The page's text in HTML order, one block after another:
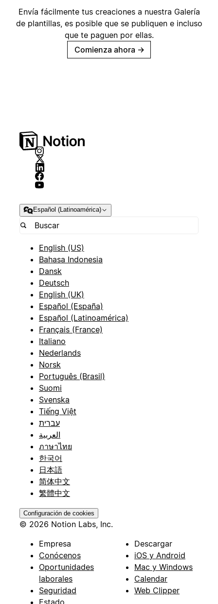
Envía fácilmente tus creaciones a nuestra Galería
de plantillas, es posible que se publiquen e incluso
que te paguen por ellas.
Comienza ahora →
Español (Latinoamérica)
English (US)
Bahasa Indonesia
Dansk
Deutsch
English (UK)
Español (España)
Español (Latinoamérica)
Français (France)
Italiano
Nederlands
Norsk
Português (Brasil)
Suomi
Svenska
Tiếng Việt
עברית
العربية
ภาษาไทย
한국어
日本語
简体中文
繁體中文
Configuración de cookies
© 2026 Notion Labs, Inc.
Empresa
Conócenos
Oportunidades
laborales
Seguridad
Estado
Descargar
iOS y Android
Mac y Windows
Calendar
Web Clipper